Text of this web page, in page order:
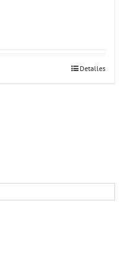
Detalles